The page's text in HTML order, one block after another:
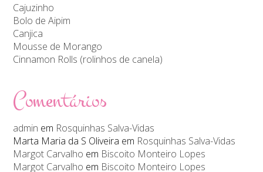
Cajuzinho
Bolo de Aipim
Canjica
Mousse de Morango
Cinnamon Rolls (rolinhos de canela)
Comentários
admin em Rosquinhas Salva-Vidas
Marta Maria da S Oliveira em Rosquinhas Salva-Vidas
Margot Carvalho em Biscoito Monteiro Lopes
Margot Carvalho em Biscoito Monteiro Lopes